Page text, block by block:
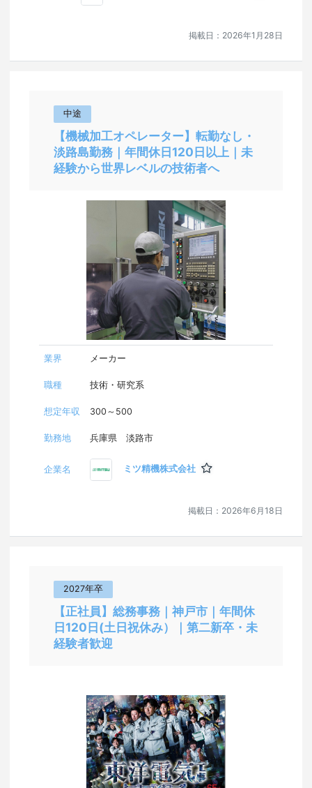
掲載日： 2026年1月28日
中途
【機械加工オペレーター】転勤なし・
淡路島勤務｜年間休日120日以上｜未
経験から世界レベルの技術者へ
業界 メーカー
職種 技術・研究系
想定年収 300～500
勤務地 兵庫県 淡路市
企業名 ミツ精機株式会社
掲載日： 2026年6月18日
2027年卒
【正社員】総務事務｜神戸市｜年間休
日120日(土日祝休み）｜第二新卒・未
経験者歓迎